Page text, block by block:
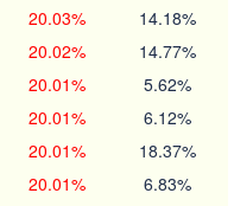
20.03% 14.18%
20.02% 14.77%
20.01% 5.62%
20.01% 6.12%
20.01% 18.37%
20.01% 6.83%